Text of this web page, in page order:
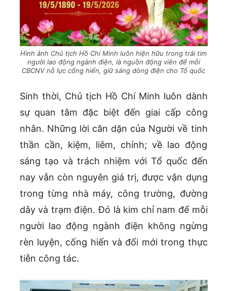
Hình ảnh Chủ tịch Hồ Chí Minh luôn hiện hữu trong trái tim
người lao động ngành điện, là nguồn động viên để mỗi
CBCNV nỗ lực cống hiến, giữ sáng dòng điện cho Tổ quốc
Sinh thời, Chủ tịch Hồ Chí Minh luôn dành
sự quan tâm đặc biệt đến giai cấp công
nhân. Những lời căn dặn của Người về tinh
thần cần, kiệm, liêm, chính; về lao động
sáng tạo và trách nhiệm với Tổ quốc đến
nay vẫn còn nguyên giá trị, được vận dụng
trong từng nhà máy, công trường, đường
dây và trạm điện. Đó là kim chỉ nam để mỗi
người lao động ngành điện không ngừng
rèn luyện, cống hiến và đổi mới trong thực
tiễn công tác.